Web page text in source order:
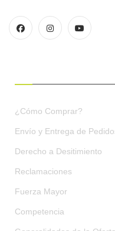
¿Cómo Comprar?
Envío y Entrega de
Derecho a Desitimiento
Reclamaciones
Fuerza Mayor
Competencia